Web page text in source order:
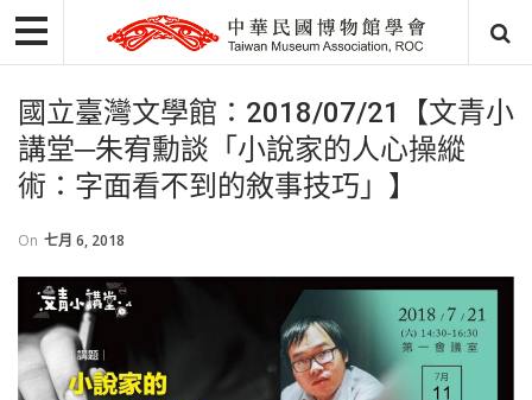
國立臺灣文學館：2018/07/21【文青小
講堂─朱宥勳談「小說家的人心操縱
術：字面看不到的敘事技巧」】
On 七月 6, 2018